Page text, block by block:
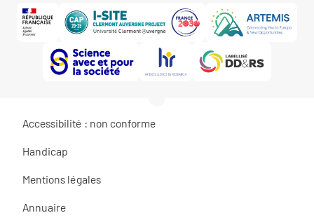
Accessibilité : non conforme
Handicap
Mentions légales
Annuaire